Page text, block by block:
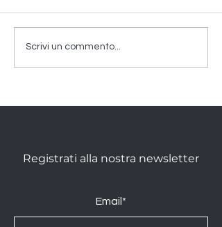
China International
Import Expo 2021
Scrivi un commento...
Registrati alla nostra newsletter
Email*